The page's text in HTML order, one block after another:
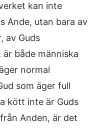
kan inte
Ande, utan bara av
av Guds
både människa
normal
som äger full
kött inte är Guds
Anden, är det